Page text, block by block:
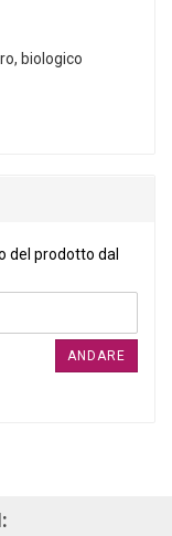
biologico
DEL
del prodotto dal
ANDARE